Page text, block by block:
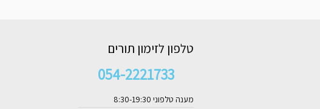
טלפון לזימון תורים
054-2221733
מענה טלפוני 8:30-19:30